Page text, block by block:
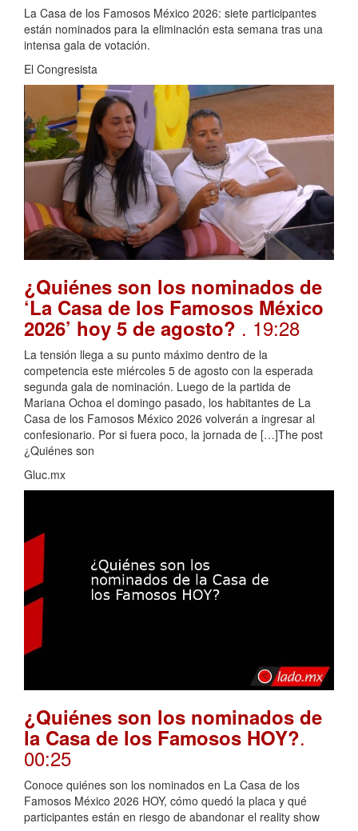
La Casa de los Famosos México 2026: siete participantes
están nominados para la eliminación esta semana tras una
intensa gala de votación.
El Congresista
¿Quiénes son los nominados de
‘La Casa de los Famosos México
2026’ hoy 5 de agosto? . 19:28
La tensión llega a su punto máximo dentro de la
competencia este miércoles 5 de agosto con la esperada
segunda gala de nominación. Luego de la partida de
Mariana Ochoa el domingo pasado, los habitantes de La
Casa de los Famosos México 2026 volverán a ingresar al
confesionario. Por si fuera poco, la jornada de […]The post
¿Quiénes son
Gluc.mx
¿Quiénes son los nominados de
la Casa de los Famosos HOY?.
00:25
Conoce quiénes son los nominados en La Casa de los
Famosos México 2026 HOY, cómo quedó la placa y qué
participantes están en riesgo de abandonar el reality show